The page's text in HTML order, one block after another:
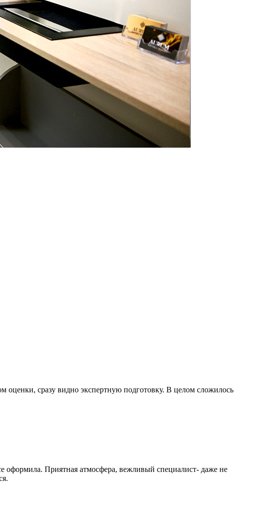
оценки, сразу видно экспертную подготовку. В целом сложилось
оформила. Приятная атмосфера, вежливый специалист- даже не